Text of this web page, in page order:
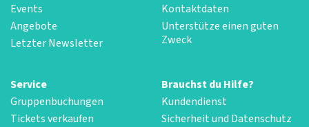
Events
Angebote
Letzter Newsletter
Kontaktdaten
Unterstütze einen guten
Zweck
Service
Gruppenbuchungen
Tickets verkaufen
Brauchst du Hilfe?
Kundendienst
Sicherheit und Datenschutz